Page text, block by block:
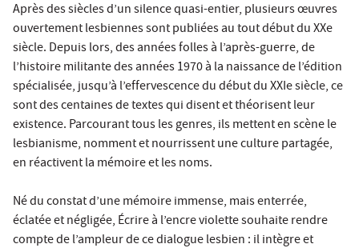
Après des siècles d’un silence quasi-entier, plusieurs œuvres
ouvertement lesbiennes sont publiées au tout début du XXe
siècle. Depuis lors, des années folles à l’après-guerre, de
l’histoire militante des années 1970 à la naissance de l’édition
spécialisée, jusqu’à l’effervescence du début du XXIe siècle, ce
sont des centaines de textes qui disent et théorisent leur
existence. Parcourant tous les genres, ils mettent en scène le
lesbianisme, nomment et nourrissent une culture partagée,
en réactivent la mémoire et les noms.
Né du constat d’une mémoire immense, mais enterrée,
éclatée et négligée, Écrire à l’encre violette souhaite rendre
compte de l’ampleur de ce dialogue lesbien : il intègre et